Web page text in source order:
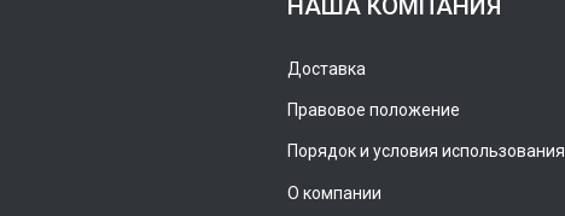
НАША КОМПАНИЯ
Доставка
Правовое положение
Порядок и условия использования
О компании